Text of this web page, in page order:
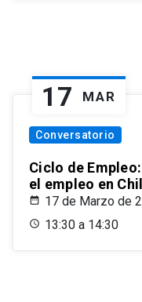
17 MAR
Conversatorio
Ciclo de
el empleo en
17 de Marzo de
13:30 a 14:30